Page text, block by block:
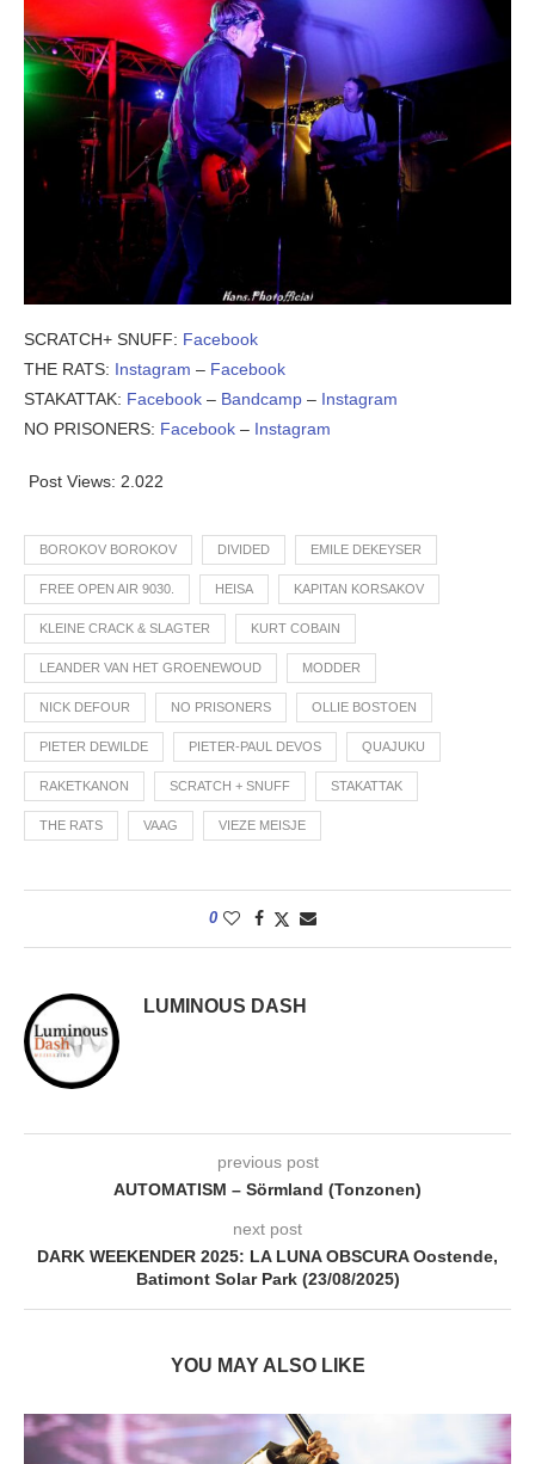
SCRATCH+ SNUFF: Facebook
THE RATS: Instagram – Facebook
STAKATTAK: Facebook – Bandcamp – Instagram
NO PRISONERS: Facebook – Instagram
Post Views: 2.022
BOROKOV BOROKOV DIVIDED EMILE DEKEYSER
FREE OPEN AIR 9030. HEISA KAPITAN KORSAKOV
KLEINE CRACK & SLAGTER KURT COBAIN
LEANDER VAN HET GROENEWOUD MODDER
NICK DEFOUR NO PRISONERS OLLIE BOSTOEN
PIETER DEWILDE PIETER-PAUL DEVOS QUAJUKU
RAKETKANON SCRATCH + SNUFF STAKATTAK
THE RATS VAAG VIEZE MEISJE
0
LUMINOUS DASH
previous post
AUTOMATISM – Sörmland (Tonzonen)
next post
DARK WEEKENDER 2025: LA LUNA OBSCURA Oostende,
Batimont Solar Park (23/08/2025)
YOU MAY ALSO LIKE